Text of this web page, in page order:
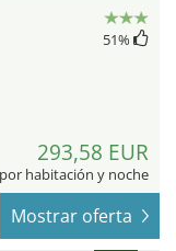
51%
293,58 EUR
por habitación y noche
Mostrar oferta